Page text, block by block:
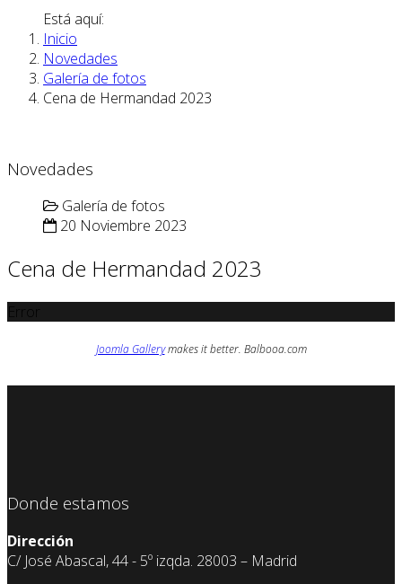
Está aquí:
Inicio
Novedades
Galería de fotos
Cena de Hermandad 2023
Novedades
Galería de fotos
20 Noviembre 2023
Cena de Hermandad 2023
Joomla Gallerymakes it better. Balbooa.com
Donde estamos
Dirección
C/ José Abascal, 44 - 5º izqda. 28003 – Madrid